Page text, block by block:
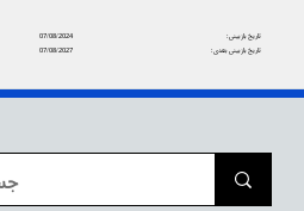
07/08/2024
تاریخ بازبینی:
07/08/2027
تاریخ بازبینی بعدی: